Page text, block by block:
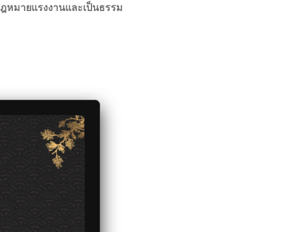
มายแรงงานและเป็นธรรม